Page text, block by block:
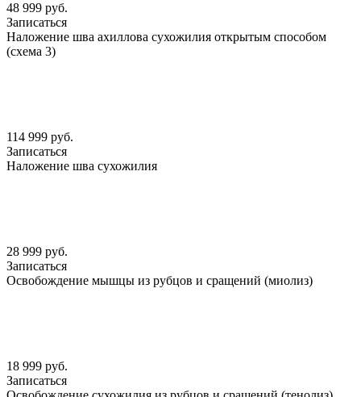
48 999 руб.
Записаться
Наложение шва ахиллова сухожилия открытым способом
(схема 3)
114 999 руб.
Записаться
Наложение шва сухожилия
28 999 руб.
Записаться
Освобождение мышцы из рубцов и сращений (миолиз)
18 999 руб.
Записаться